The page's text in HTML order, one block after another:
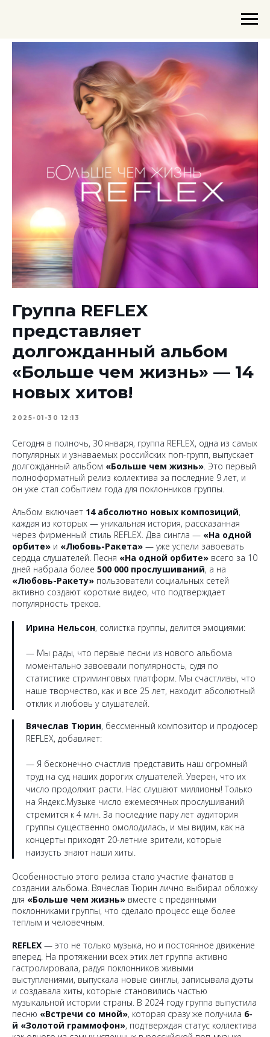
Группа REFLEX
представляет
долгожданный альбом
«Больше чем жизнь» — 14
новых хитов!
2025-01-30 12:13
Сегодня в полночь, 30 января, группа REFLEX, одна из самых
популярных и узнаваемых российских поп-групп, выпускает
долгожданный альбом «Больше чем жизнь». Это первый
полноформатный релиз коллектива за последние 9 лет, и
он уже стал событием года для поклонников группы.
Альбом включает 14 абсолютно новых композиций,
каждая из которых — уникальная история, рассказанная
через фирменный стиль REFLEX. Два сингла — «На одной
орбите» и «Любовь-Ракета» — уже успели завоевать
сердца слушателей. Песня «На одной орбите» всего за 10
дней набрала более 500 000 прослушиваний, а на
«Любовь-Ракету» пользователи социальных сетей
активно создают короткие видео, что подтверждает
популярность треков.
Ирина Нельсон, солистка группы, делится эмоциями:
— Мы рады, что первые песни из нового альбома
моментально завоевали популярность, судя по
статистике стриминговых платформ. Мы счастливы, что
наше творчество, как и все 25 лет, находит абсолютный
отклик и любовь у слушателей.
Вячеслав Тюрин, бессменный композитор и продюсер
REFLEX, добавляет:
— Я бесконечно счастлив представить наш огромный
труд на суд наших дорогих слушателей. Уверен, что их
число продолжит расти. Нас слушают миллионы! Только
на Яндекс.Музыке число ежемесячных прослушиваний
стремится к 4 млн. За последние пару лет аудитория
группы существенно омолодилась, и мы видим, как на
концерты приходят 20-летние зрители, которые
наизусть знают наши хиты.
Особенностью этого релиза стало участие фанатов в
создании альбома. Вячеслав Тюрин лично выбирал обложку
для «Больше чем жизнь» вместе с преданными
поклонниками группы, что сделало процесс еще более
теплым и человечным.
REFLEX — это не только музыка, но и постоянное движение
вперед. На протяжении всех этих лет группа активно
гастролировала, радуя поклонников живыми
выступлениями, выпускала новые синглы, записывала дуэты
и создавала хиты, которые становились частью
музыкальной истории страны. В 2024 году группа выпустила
песню «Встречи со мной», которая сразу же получила 6-
й «Золотой граммофон», подтверждая статус коллектива